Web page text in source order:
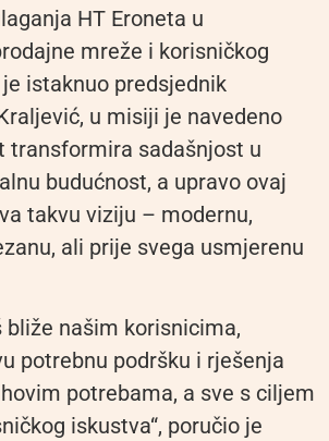
HT Eroneta u
mreže i korisničkog
istaknuo predsjednik
u misiji je navedeno
transformira sadašnjost u
budućnost, a upravo ovaj
takvu viziju – modernu,
ali prije svega usmjerenu
bliže našim korisnicima,
potrebnu podršku i rješenja
potrebama, a sve s ciljem
iskustva“, poručio je